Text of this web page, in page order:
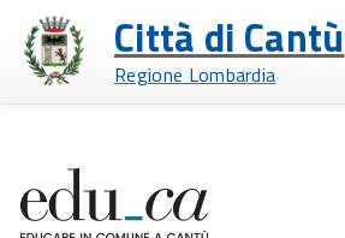
Città di Cantù
Regione Lombardia